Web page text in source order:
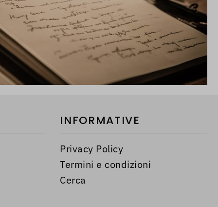
INFORMATIVE
Privacy Policy
Termini e condizioni
Cerca